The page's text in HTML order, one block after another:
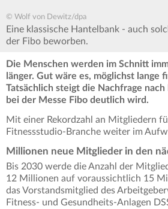
© Wolf von Dewitz/dpa
Eine klassische Hantelbank - auch
der Fibo beworben.
Die Menschen werden im Schnitt
länger. Gut wäre es, möglichst lange
Tatsächlich steigt die Nachfrage
bei der Messe Fibo deutlich wird.
Mit einer Rekordzahl an Mitgliedern
Fitnessstudio-Branche weiter im
Millionen neue Mitglieder in den
Bis 2030 werde die Anzahl der
12 Millionen auf voraussichtlich 15
das Vorstandsmitglied des
Fitness- und Gesundheits-Anlagen